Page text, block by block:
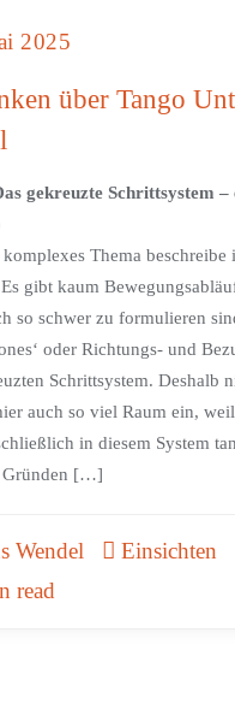
2025
über Tango
gekreuzte Schrittsystem –
Thema beschreibe
gibt kaum
so schwer zu formulieren
oder Richtungs- und
Schrittsystem. Deshalb
auch so viel Raum ein,
in diesem System
Gründen […]
Wendel Einsichten
read